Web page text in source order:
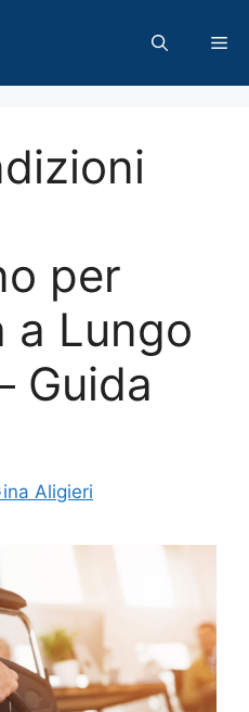
per
a Lungo
Guida
Aligieri